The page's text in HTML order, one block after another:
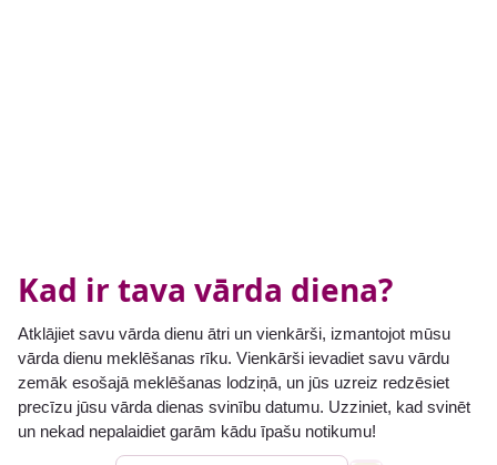
Kad ir tava vārda diena?
Atklājiet savu vārda dienu ātri un vienkārši, izmantojot mūsu
vārda dienu meklēšanas rīku. Vienkārši ievadiet savu vārdu
zemāk esošajā meklēšanas lodziņā, un jūs uzreiz redzēsiet
precīzu jūsu vārda dienas svinību datumu. Uzziniet, kad svinēt
un nekad nepalaidiet garām kādu īpašu notikumu!